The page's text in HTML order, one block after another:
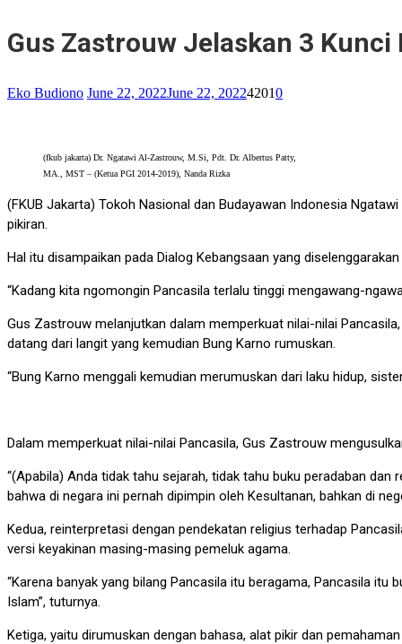
Gus Zastrouw Jelaskan 3
Eko Budiono June 22, 2022June 22, 202242010
(fkub jakarta) Dr. Ngatawi Al-Zastrouw, M.Si, Pdt. Dr. Albertus Patty,
MA., MST – (Ketua PGI 2014-2019), Nanda Rizka
(FKUB Jakarta) Tokoh Nasional dan Budayawan Indonesia
pikiran.
Hal itu disampaikan pada Dialog Kebangsaan yang
“Kadang kita ngomongin Pancasila terlalu tinggi mengawang-
Gus Zastrouw melanjutkan dalam memperkuat nilai-nilai
datang dari langit yang kemudian Bung Karno rumuskan.
“Bung Karno menggali kemudian merumuskan dari laku hidup,
Dalam memperkuat nilai-nilai Pancasila, Gus Zastrouw
“(Apabila) Anda tidak tahu sejarah, tidak tahu buku peradaban
bahwa di negara ini pernah dipimpin oleh Kesultanan, bahkan di
Kedua, reinterpretasi dengan pendekatan religius terhadap
versi keyakinan masing-masing pemeluk agama.
“Karena banyak yang bilang Pancasila itu beragama, Pancasila itu
Islam”, tuturnya.
Ketiga, yaitu dirumuskan dengan bahasa, alat pikir dan